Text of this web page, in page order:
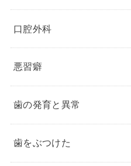
口腔外科
悪習癖
歯の発育と異常
歯をぶつけた